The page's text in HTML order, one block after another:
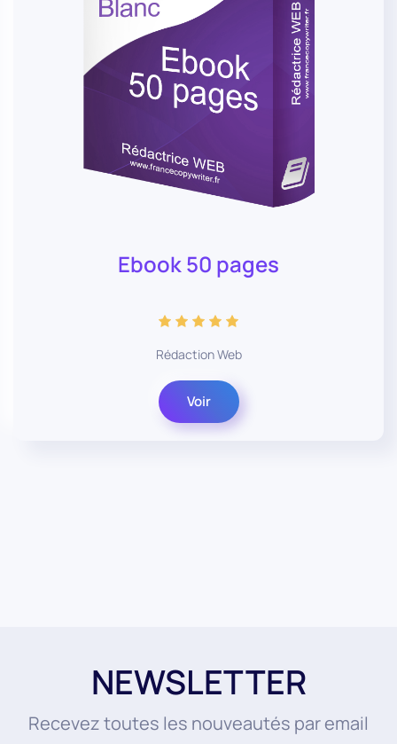
Ebook 50 pages
Rédaction Web
Voir
NEWSLETTER
Recevez toutes les nouveautés par email